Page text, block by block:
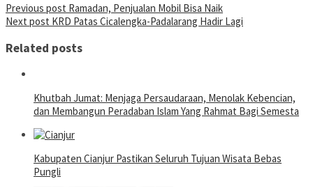
Post
navigation
Previous post Ramadan, Penjualan Mobil Bisa Naik
Next post KRD Patas Cicalengka-Padalarang Hadir Lagi
Related posts
Khutbah Jumat: Menjaga Persaudaraan, Menolak Kebencian,
dan Membangun Peradaban Islam Yang Rahmat Bagi Semesta
Kabupaten Cianjur Pastikan Seluruh Tujuan Wisata Bebas
Pungli